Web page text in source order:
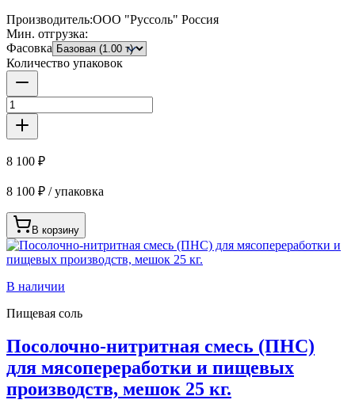
Производитель:ООО "Руссоль" Россия
Мин. отгрузка:
Фасовка
Количество упаковок
8 100 ₽
8 100 ₽ / упаковка
В корзину
В наличии
Пищевая соль
Посолочно-нитритная смесь (ПНС)
для мясопереработки и пищевых
производств, мешок 25 кг.